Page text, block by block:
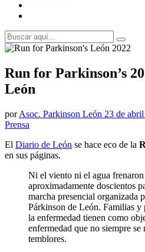
Run for Parkinson’s
León
porAsoc. Parkinson León 23 de
Prensa
El Diario de León se hace eco de la
en sus páginas.
Ni el viento ni el agua frenaron
aproximadamente doscientos
marcha presencial organizada
Párkinson de León. Familias y
la enfermedad tienen como
enfermedad que no siempre se
temblores.